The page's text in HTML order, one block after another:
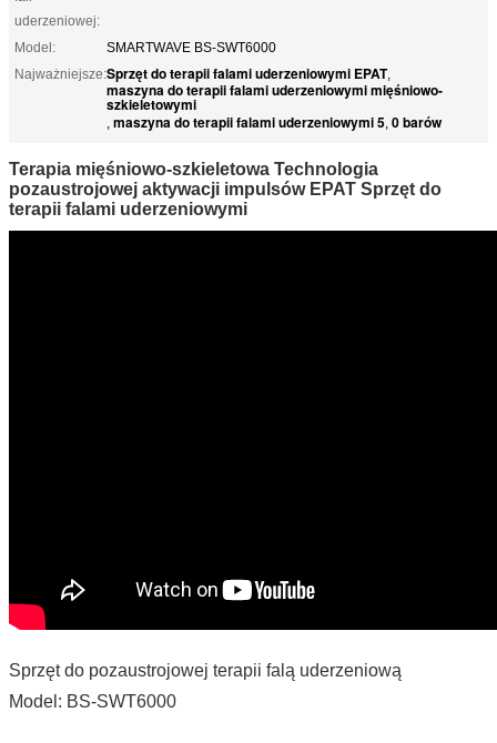
uderzeniowej:
Model:
SMARTWAVE BS-SWT6000
Najważniejsze:Sprzęt do terapii falami uderzeniowymi EPAT,
maszyna do terapii falami uderzeniowymi mięśniowo-
szkieletowymi
, maszyna do terapii falami uderzeniowymi 5, 0 barów
Terapia mięśniowo-szkieletowa Technologia
pozaustrojowej aktywacji impulsów EPAT Sprzęt do
terapii falami uderzeniowymi
Sprzęt do pozaustrojowej terapii falą uderzeniową
Model: BS-SWT6000